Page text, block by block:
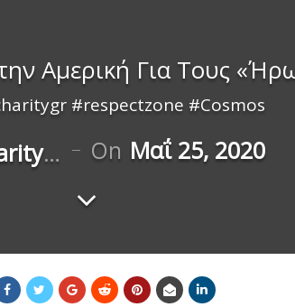
Αμερική Για Τους
#respectzone #Cosmos
On Μαΐ 25, 2020